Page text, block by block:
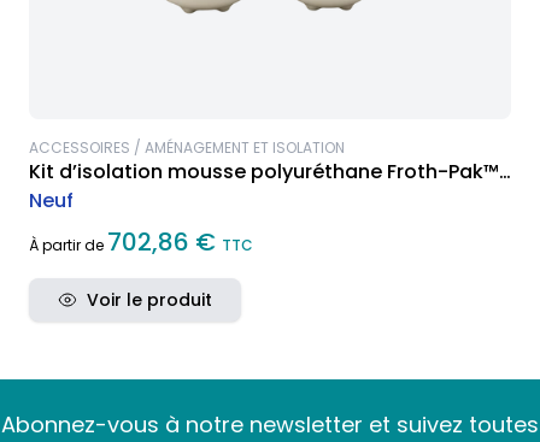
ACCESSOIRES / AMÉNAGEMENT ET ISOLATION
Kit d’isolation mousse polyuréthane Froth-Pak™
600
Neuf
À partir de 702,86 € TTC
Voir le produit
Abonnez-vous à notre newsletter et suivez toutes